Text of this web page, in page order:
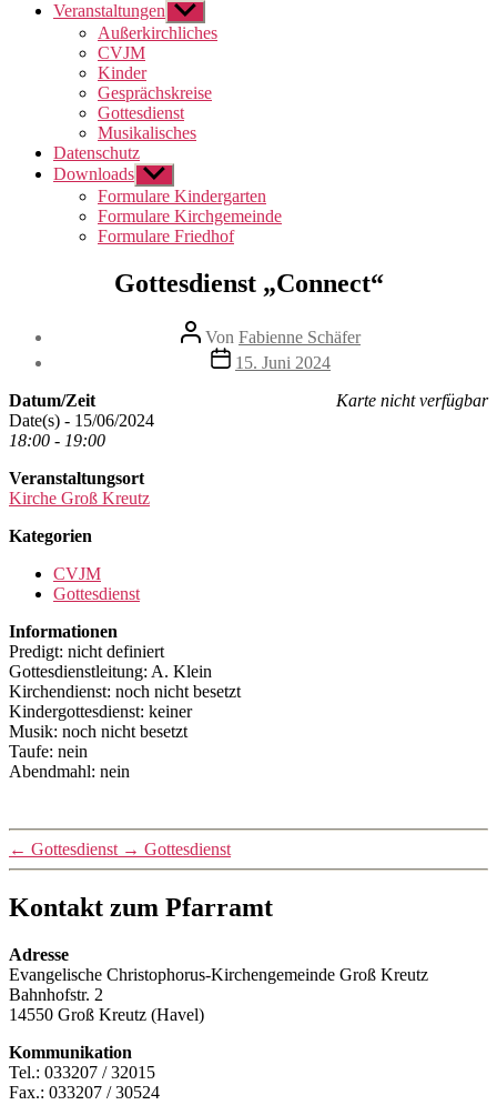
Veranstaltungen Untermenü
anzeigen
Außerkirchliches
CVJM
Kinder
Gesprächskreise
Gottesdienst
Musikalisches
Datenschutz
Downloads Untermenü
anzeigen
Formulare Kindergarten
Formulare Kirchgemeinde
Formulare Friedhof
Gottesdienst „Connect“
Beitragsautor
Von Fabienne Schäfer
Beitragsdatum
15. Juni 2024
Karte nicht verfügbar
Datum/Zeit
Date(s) - 15/06/2024
18:00 - 19:00
Veranstaltungsort
Kirche Groß Kreutz
Kategorien
CVJM
Gottesdienst
Informationen
Predigt: nicht definiert
Gottesdienstleitung: A. Klein
Kirchendienst: noch nicht besetzt
Kindergottesdienst: keiner
Musik: noch nicht besetzt
Taufe: nein
Abendmahl: nein
← Gottesdienst → Gottesdienst
Kontakt zum Pfarramt
Adresse
Evangelische Christophorus-Kirchengemeinde Groß Kreutz
Bahnhofstr. 2
14550 Groß Kreutz (Havel)
Kommunikation
Tel.: 033207 / 32015
Fax.: 033207 / 30524